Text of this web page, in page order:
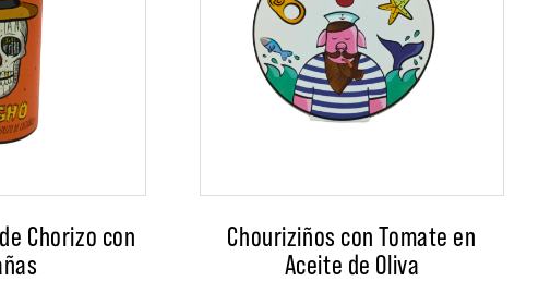
Chorizo con
Chouriziños con Tomate en
Aceite de Oliva